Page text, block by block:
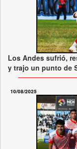
Los Andes sufrió,
y trajo un punto de
10/08/2025